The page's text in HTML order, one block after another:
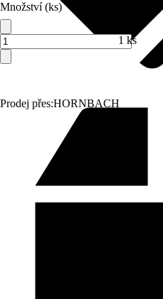
Prodej přes:HORNBACH
Množství (ks)
1 ks